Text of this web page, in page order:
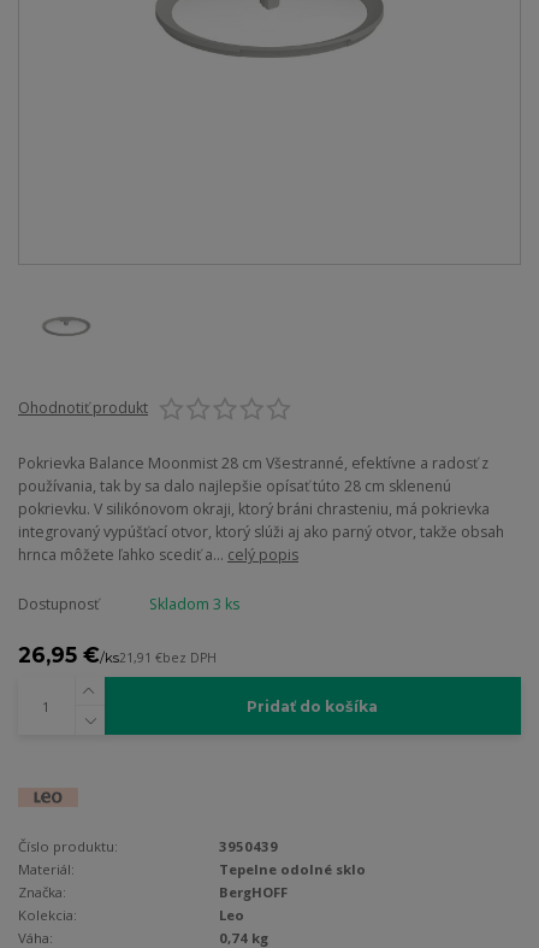
Ohodnotiť produkt
Pokrievka Balance Moonmist 28 cm Všestranné, efektívne a radosť z
používania, tak by sa dalo najlepšie opísať túto 28 cm sklenenú
pokrievku. V silikónovom okraji, ktorý bráni chrasteniu, má pokrievka
integrovaný vypúšťací otvor, ktorý slúži aj ako parný otvor, takže obsah
hrnca môžete ľahko scediť a... celý popis
Dostupnosť Skladom 3 ks
26,95 €/ks21,91 €bez DPH
Pridať do košíka
Číslo produktu:
3950439
Materiál:
Tepelne odolné sklo
Značka:
BergHOFF
Kolekcia:
Leo
Váha:
0,74 kg